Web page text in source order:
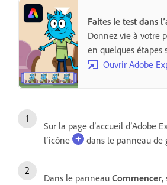
Faites le test dans
Donnez vie à votre
en quelques étapes
Ouvrir Adobe
Sur la page d’accueil d’Adobe
l’icône
dans le panneau de
Dans le panneau Commencer,